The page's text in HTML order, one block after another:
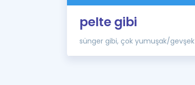
pelte gibi
sünger gibi, çok yumuşak/gevşek